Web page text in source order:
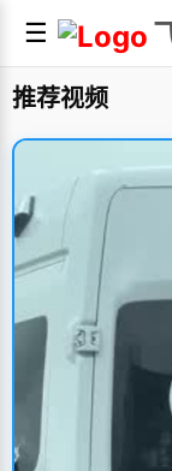
☰
推荐视频